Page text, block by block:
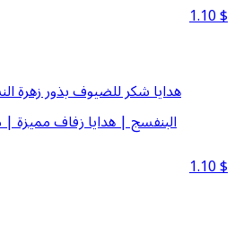
1.10$
هدايا شكر للضيوف بذور زهرة
البنفسج | هدايا زفاف مميزة |
1.10$